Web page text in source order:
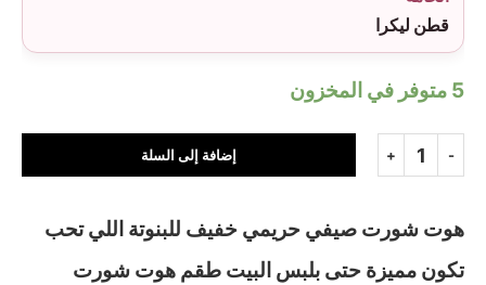
قطن ليكرا
5 متوفر في المخزون
إضافة إلى السلة
هوت شورت صيفي حريمي خفيف للبنوتة اللي تحب
تكون مميزة حتى بلبس البيت طقم هوت شورت